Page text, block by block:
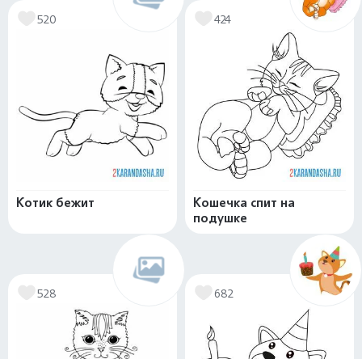
520
Котик бежит
424
Кошечка спит на
подушке
528 682